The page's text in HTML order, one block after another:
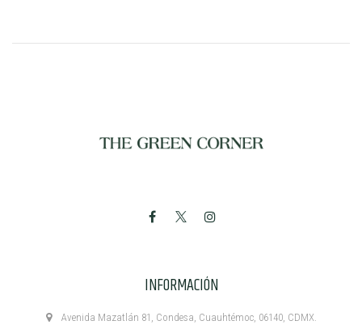
INFORMACIÓN
Avenida Mazatlán 81, Condesa, Cuauhtémoc, 06140, CDMX.